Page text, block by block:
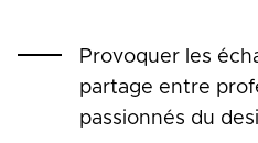
Provoquer les
partage entre
passionnés du